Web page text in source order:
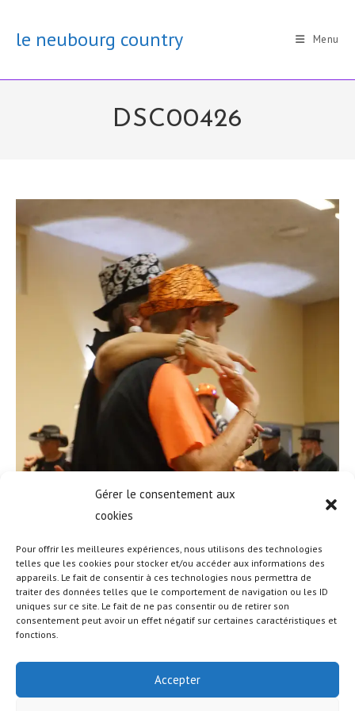
Gérer le consentement aux
cookies
Pour offrir les meilleures expériences, nous utilisons des technologies
telles que les cookies pour stocker et/ou accéder aux informations des
appareils. Le fait de consentir à ces technologies nous permettra de
traiter des données telles que le comportement de navigation ou les ID
uniques sur ce site. Le fait de ne pas consentir ou de retirer son
consentement peut avoir un effet négatif sur certaines caractéristiques et
fonctions.
Accepter
contentle neubourg country Menu
DSC00426